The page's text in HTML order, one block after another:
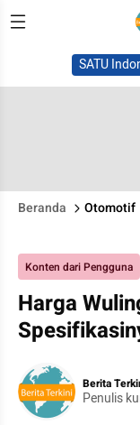
SATU
Beranda Otomotif
Konten dari Pengguna
Harga
Berita
Penulis